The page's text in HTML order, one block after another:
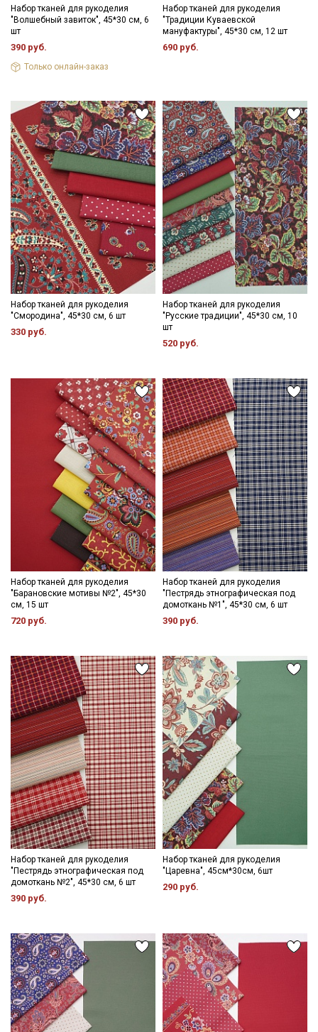
Набор тканей для рукоделия
"Волшебный завиток", 45*30 см, 6
шт
390 руб.
Только онлайн-заказ
Набор тканей для рукоделия
"Традиции Куваевской
мануфактуры", 45*30 см, 12 шт
690 руб.
Набор тканей для рукоделия
"Смородина", 45*30 см, 6 шт
330 руб.
Набор тканей для рукоделия
"Русские традиции", 45*30 см, 10
шт
520 руб.
Набор тканей для рукоделия
"Барановские мотивы №2", 45*30
см, 15 шт
720 руб.
Набор тканей для рукоделия
"Пестрядь этнографическая под
домоткань №1", 45*30 см, 6 шт
390 руб.
Набор тканей для рукоделия
"Пестрядь этнографическая под
домоткань №2", 45*30 см, 6 шт
390 руб.
Набор тканей для рукоделия
"Царевна", 45см*30см, 6шт
290 руб.